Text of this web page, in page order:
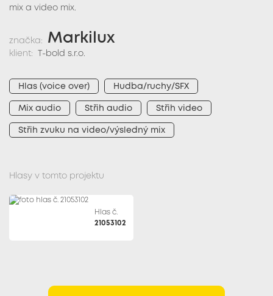
mix a video mix.
značka: Markilux
klient: T-bold s.r.o.
Hlas (voice over) Hudba/ruchy/SFX
Mix audio Střih audio Střih video
Střih zvuku na video/výsledný mix
Hlasy v tomto projektu
Hlas č.
21053102